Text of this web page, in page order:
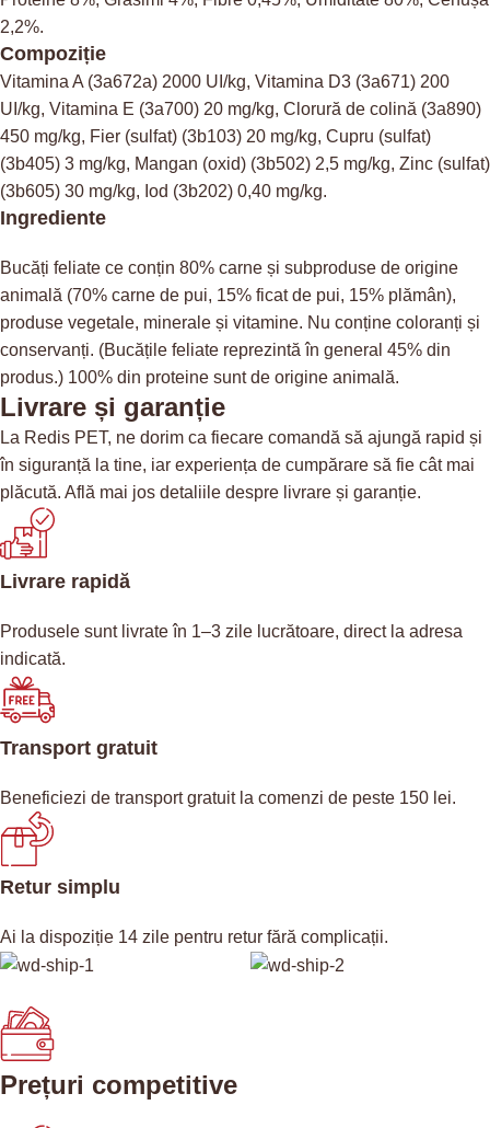
2,2%.
Compoziție
Vitamina A (3a672a) 2000 UI/kg, Vitamina D3 (3a671) 200
UI/kg, Vitamina E (3a700) 20 mg/kg, Clorură de colină (3a890)
450 mg/kg, Fier (sulfat) (3b103) 20 mg/kg, Cupru (sulfat)
(3b405) 3 mg/kg, Mangan (oxid) (3b502) 2,5 mg/kg, Zinc (sulfat)
(3b605) 30 mg/kg, Iod (3b202) 0,40 mg/kg.
Ingrediente
Bucăți feliate ce conțin 80% carne și subproduse de origine
animală (70% carne de pui, 15% ficat de pui, 15% plămân),
produse vegetale, minerale și vitamine. Nu conține coloranți și
conservanți. (Bucățile feliate reprezintă în general 45% din
produs.) 100% din proteine sunt de origine animală.
Livrare și garanție
La Redis PET, ne dorim ca fiecare comandă să ajungă rapid și
în siguranță la tine, iar experiența de cumpărare să fie cât mai
plăcută. Află mai jos detaliile despre livrare și garanție.
Livrare rapidă
Produsele sunt livrate în 1–3 zile lucrătoare, direct la adresa
indicată.
Transport gratuit
Beneficiezi de transport gratuit la comenzi de peste 150 lei.
Retur simplu
Ai la dispoziție 14 zile pentru retur fără complicații.
Prețuri competitive